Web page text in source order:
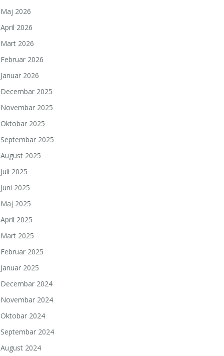
Maj 2026
April 2026
Mart 2026
Februar 2026
Januar 2026
Decembar 2025
Novembar 2025
Oktobar 2025
Septembar 2025
August 2025
Juli 2025
Juni 2025
Maj 2025
April 2025
Mart 2025
Februar 2025
Januar 2025
Decembar 2024
Novembar 2024
Oktobar 2024
Septembar 2024
August 2024